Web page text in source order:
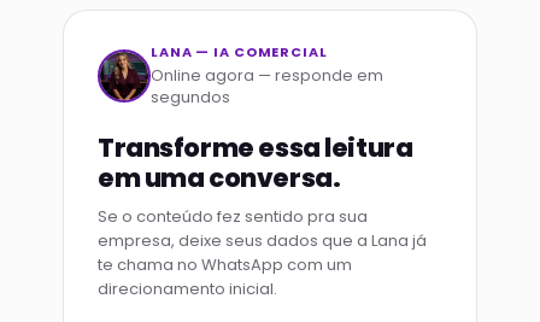
LANA — IA COMERCIAL
Online agora — responde em
segundos
Transforme essa leitura
em uma conversa.
Se o conteúdo fez sentido pra sua
empresa, deixe seus dados que a Lana já
te chama no WhatsApp com um
direcionamento inicial.